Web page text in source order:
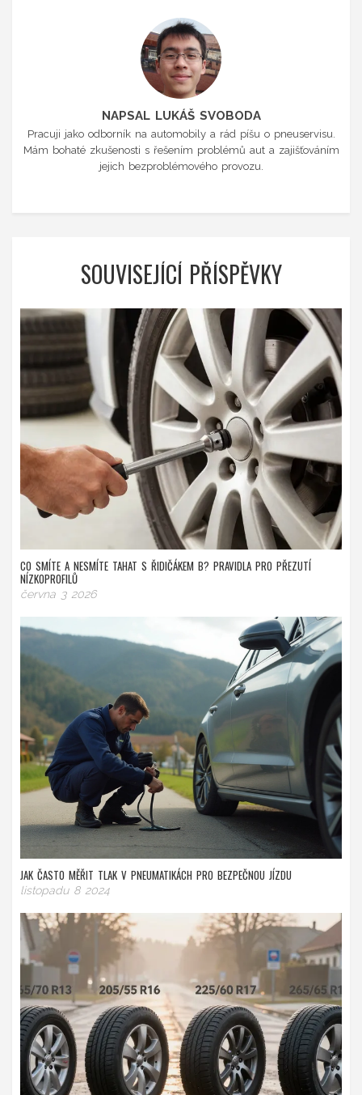
NAPSAL LUKÁŠ SVOBODA
Pracuji jako odborník na automobily a rád píšu o pneuservisu.
Mám bohaté zkušenosti s řešením problémů aut a zajišťováním
jejich bezproblémového provozu.
SOUVISEJÍCÍ PŘÍSPĚVKY
CO SMÍTE A NESMÍTE TAHAT S ŘIDIČÁKEM B? PRAVIDLA PRO PŘEZUTÍ
NÍZKOPROFILŮ
června 3 2026
JAK ČASTO MĚŘIT TLAK V PNEUMATIKÁCH PRO BEZPEČNOU JÍZDU
listopadu 8 2024